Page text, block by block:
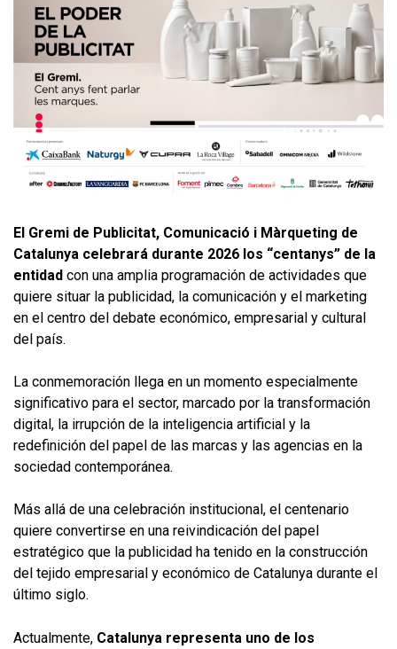
El Gremi de Publicitat, Comunicació i Màrqueting de
Catalunya celebrará durante 2026 los “centanys” de la
entidad con una amplia programación de actividades que
quiere situar la publicidad, la comunicación y el marketing
en el centro del debate económico, empresarial y cultural
del país.
La conmemoración llega en un momento especialmente
significativo para el sector, marcado por la transformación
digital, la irrupción de la inteligencia artificial y la
redefinición del papel de las marcas y las agencias en la
sociedad contemporánea.
Más allá de una celebración institucional, el centenario
quiere convertirse en una reivindicación del papel
estratégico que la publicidad ha tenido en la construcción
del tejido empresarial y económico de Catalunya durante el
último siglo.
Actualmente, Catalunya representa uno de los